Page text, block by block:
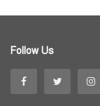
Follow Us